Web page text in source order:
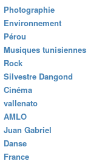
Photographie
Environnement
Pérou
Musiques tunisiennes
Rock
Silvestre Dangond
Cinéma
vallenato
AMLO
Juan Gabriel
Danse
France